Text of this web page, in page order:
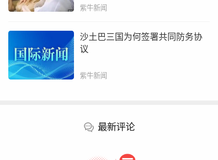
认为是工作人员失误操作，事实果真如此吗？记
确会将白色封条纸顺手放进手提袋中。
紫牛新闻
沙土巴三国为何签署共同防务协
议
紫牛新闻
最新评论